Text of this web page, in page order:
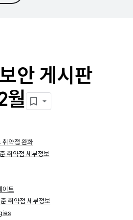
안 게시판
월
약점 완화
취약점 세부정보
이트
취약점 세부정보